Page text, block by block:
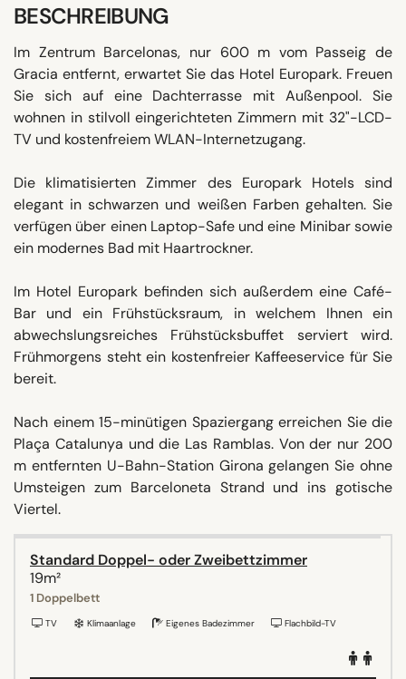
BESCHREIBUNG
Im Zentrum Barcelonas, nur 600 m vom Passeig de
Gracia entfernt, erwartet Sie das Hotel Europark. Freuen
Sie sich auf eine Dachterrasse mit Außenpool. Sie
wohnen in stilvoll eingerichteten Zimmern mit 32"-LCD-
TV und kostenfreiem WLAN-Internetzugang.
Die klimatisierten Zimmer des Europark Hotels sind
elegant in schwarzen und weißen Farben gehalten. Sie
verfügen über einen Laptop-Safe und eine Minibar sowie
ein modernes Bad mit Haartrockner.
Im Hotel Europark befinden sich außerdem eine Café-
Bar und ein Frühstücksraum, in welchem Ihnen ein
abwechslungsreiches Frühstücksbuffet serviert wird.
Frühmorgens steht ein kostenfreier Kaffeeservice für Sie
bereit.
Nach einem 15-minütigen Spaziergang erreichen Sie die
Plaça Catalunya und die Las Ramblas. Von der nur 200
m entfernten U-Bahn-Station Girona gelangen Sie ohne
Umsteigen zum Barceloneta Strand und ins gotische
Viertel.
Standard Doppel- oder Zweibettzimmer
19m²
1 Doppelbett
TV Klimaanlage Eigenes Badezimmer Flachbild-TV